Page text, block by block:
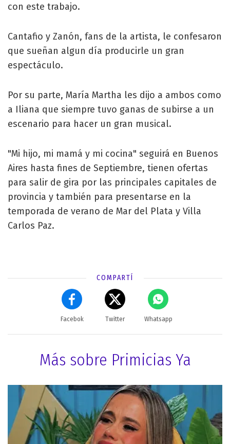
con este trabajo.
Cantafio y Zanón, fans de la artista, le confesaron
que sueñan algun día producirle un gran
espectáculo.
Por su parte, María Martha les dijo a ambos como
a Iliana que siempre tuvo ganas de subirse a un
escenario para hacer un gran musical.
"Mi hijo, mi mamá y mi cocina" seguirá en Buenos
Aires hasta fines de Septiembre, tienen ofertas
para salir de gira por las principales capitales de
provincia y también para presentarse en la
temporada de verano de Mar del Plata y Villa
Carlos Paz.
COMPARTÍ
Facebok Twitter Whatsapp
Más sobre Primicias Ya